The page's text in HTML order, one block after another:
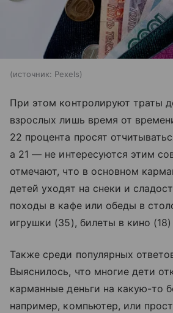
источник: Pexels
При этом контролируют траты
взрослых лишь время от
22 процента просят
а 21 — не интересуются этим
отмечают, что в основном
детей уходят на снеки и
походы в кафе или обеды в
игрушки (35), билеты в кино
Также среди популярных
Выяснилось, что многие дети
карманные деньги на какую-то
например, компьютер, или